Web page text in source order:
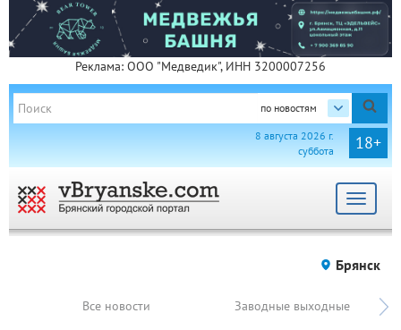
Реклама: ООО "Медведик", ИНН 3200007256
по новостям
18+
8 августа 2026 г.
суббота
Toggle
Брянск
Все новости Заводные выходные